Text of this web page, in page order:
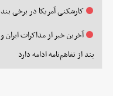
کارشکنی آمریکا در برخی
آخرین خبر از مذاکرات
بند از تفاهم‌نامه ادامه دارد